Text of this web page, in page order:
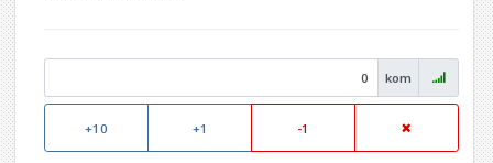
kom
+10 +1 -1